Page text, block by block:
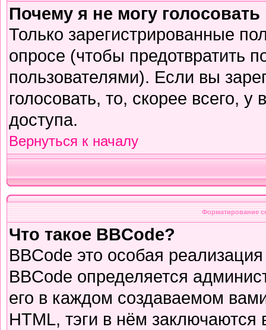
Почему я не могу
Только зарегистрированные
опросе (чтобы предотвратить
пользователями). Если вы
голосовать, то, скорее всего,
доступа.
Вернуться к началу
Форматирование
Что такое BBCode?
BBCode это особая
BBCode определяется
его в каждом создаваемом
HTML, тэги в нём